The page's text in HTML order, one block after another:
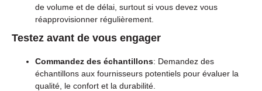
de volume et de délai, surtout si vous devez vous
réapprovisionner régulièrement.
Testez avant de vous engager
Commandez des échantillons: Demandez des
échantillons aux fournisseurs potentiels pour évaluer la
qualité, le confort et la durabilité.